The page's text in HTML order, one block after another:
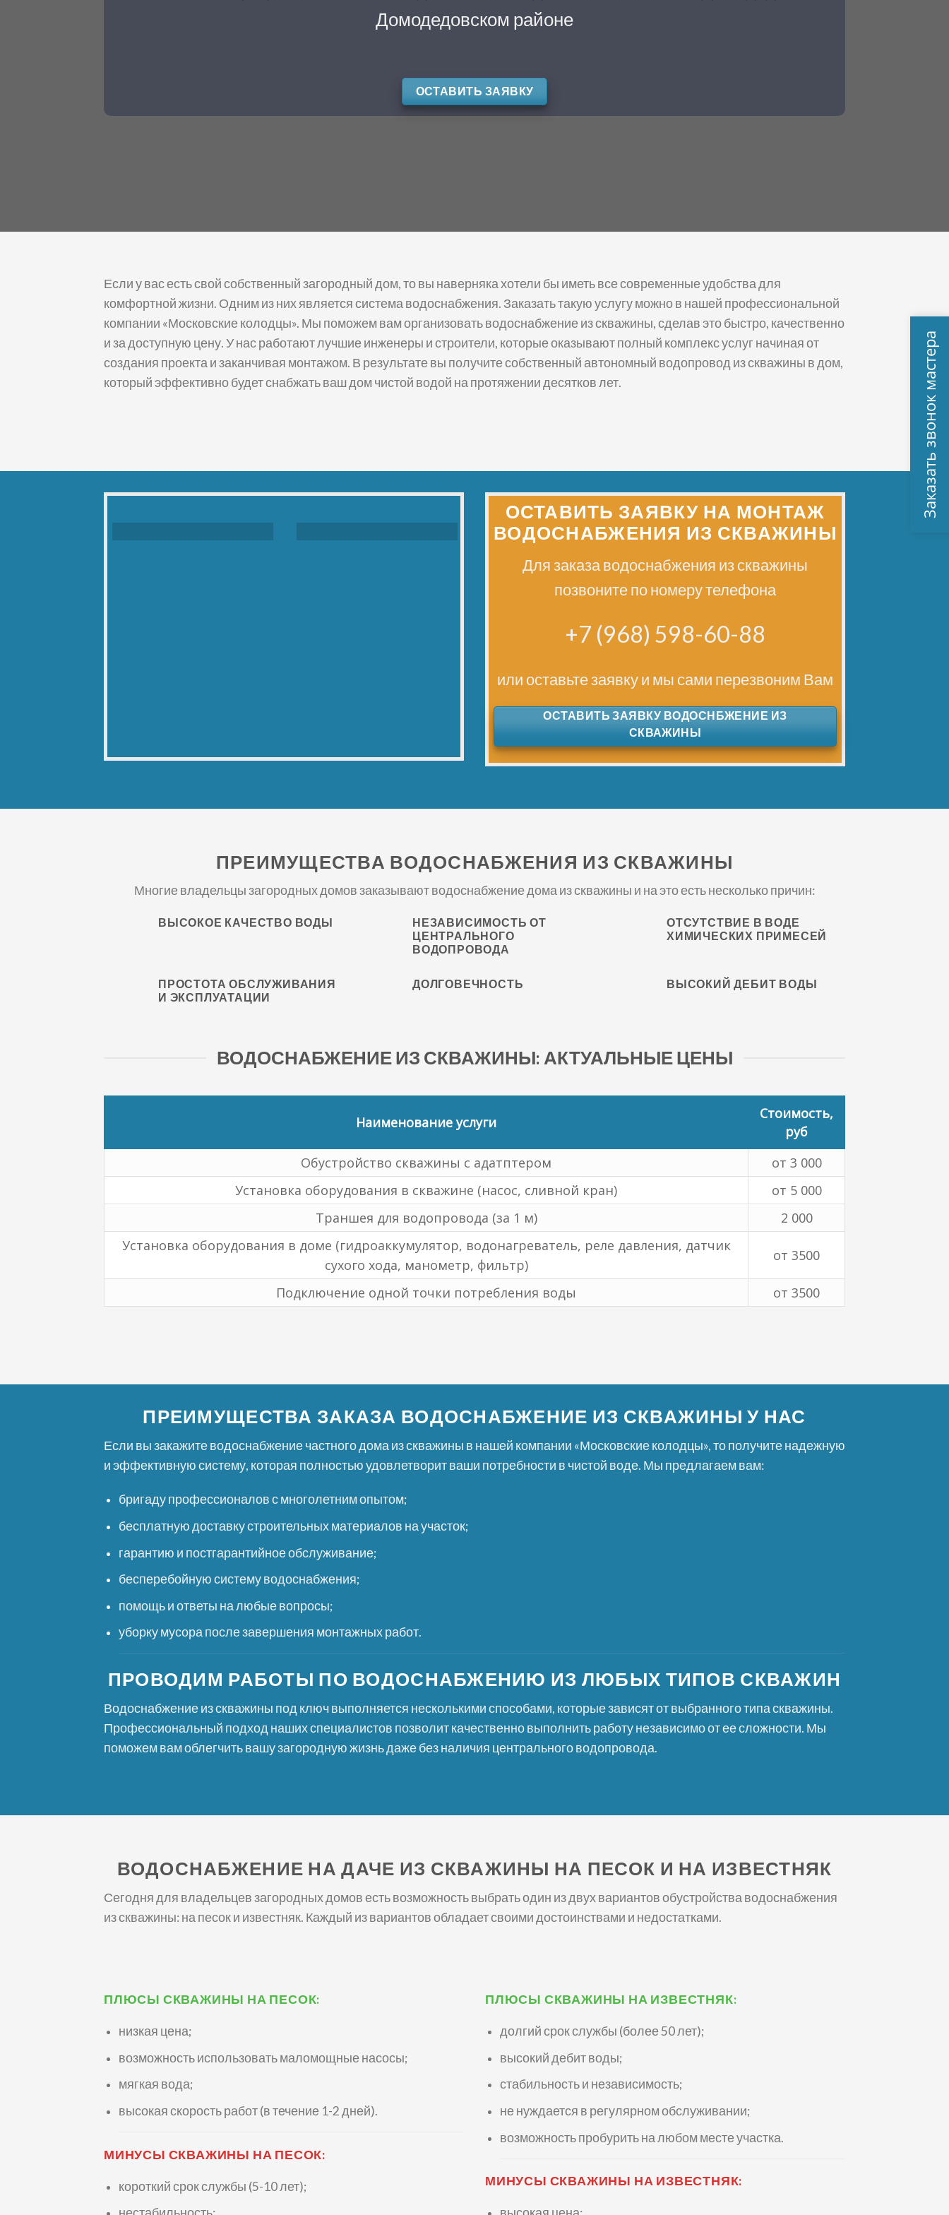
Домодедовском районе
ОСТАВИТЬ ЗАЯВКУ
Если у вас есть свой собственный загородный дом, то вы наверняка хотели бы иметь все современные удобства для
комфортной жизни. Одним из них является система водоснабжения. Заказать такую услугу можно в нашей профессиональной
компании «Московские колодцы». Мы поможем вам организовать водоснабжение из скважины, сделав это быстро, качественно
и за доступную цену. У нас работают лучшие инженеры и строители, которые оказывают полный комплекс услуг начиная от
создания проекта и заканчивая монтажом. В результате вы получите собственный автономный водопровод из скважины в дом,
который эффективно будет снабжать ваш дом чистой водой на протяжении десятков лет.
ОСТАВИТЬ ЗАЯВКУ НА МОНТАЖ
ВОДОСНАБЖЕНИЯ ИЗ СКВАЖИНЫ
Для заказа водоснабжения из скважины
позвоните по номеру телефона
+7 (968) 598-60-88
или оставьте заявку и мы сами перезвоним Вам
ОСТАВИТЬ ЗАЯВКУ ВОДОСНБЖЕНИЕ ИЗ
СКВАЖИНЫ
ПРЕИМУЩЕСТВА ВОДОСНАБЖЕНИЯ ИЗ СКВАЖИНЫ
Многие владельцы загородных домов заказывают водоснабжение дома из скважины и на это есть несколько причин:
ВЫСОКОЕ КАЧЕСТВО ВОДЫ
НЕЗАВИСИМОСТЬ ОТ
ЦЕНТРАЛЬНОГО
ВОДОПРОВОДА
ОТСУТСТВИЕ В ВОДЕ
ХИМИЧЕСКИХ ПРИМЕСЕЙ
ПРОСТОТА ОБСЛУЖИВАНИЯ
И ЭКСПЛУАТАЦИИ
ДОЛГОВЕЧНОСТЬ ВЫСОКИЙ ДЕБИТ ВОДЫ
ВОДОСНАБЖЕНИЕ ИЗ СКВАЖИНЫ: АКТУАЛЬНЫЕ ЦЕНЫ
Наименование услуги
Стоимость,
руб
Обустройство скважины с адатптером
от 3 000
Установка оборудования в скважине (насос, сливной кран)
от 5 000
Траншея для водопровода (за 1 м)
2 000
Установка оборудования в доме (гидроаккумулятор, водонагреватель, реле давления, датчик
сухого хода, манометр, фильтр)
от 3500
Подключение одной точки потребления воды от 3500
ПРЕИМУЩЕСТВА ЗАКАЗА ВОДОСНАБЖЕНИЕ ИЗ СКВАЖИНЫ У НАС
Если вы закажите водоснабжение частного дома из скважины в нашей компании «Московские колодцы», то получите надежную
и эффективную систему, которая полностью удовлетворит ваши потребности в чистой воде. Мы предлагаем вам:
бригаду профессионалов с многолетним опытом;
бесплатную доставку строительных материалов на участок;
гарантию и постгарантийное обслуживание;
бесперебойную систему водоснабжения;
помощь и ответы на любые вопросы;
уборку мусора после завершения монтажных работ.
ПРОВОДИМ РАБОТЫ ПО ВОДОСНАБЖЕНИЮ ИЗ ЛЮБЫХ ТИПОВ СКВАЖИН
Водоснабжение из скважины под ключ выполняется несколькими способами, которые зависят от выбранного типа скважины.
Профессиональный подход наших специалистов позволит качественно выполнить работу независимо от ее сложности. Мы
поможем вам облегчить вашу загородную жизнь даже без наличия центрального водопровода.
ВОДОСНАБЖЕНИЕ НА ДАЧЕ ИЗ СКВАЖИНЫ НА ПЕСОК И НА ИЗВЕСТНЯК
Сегодня для владельцев загородных домов есть возможность выбрать один из двух вариантов обустройства водоснабжения
из скважины: на песок и известняк. Каждый из вариантов обладает своими достоинствами и недостатками.
ПЛЮСЫ СКВАЖИНЫ НА ПЕСОК:
низкая цена;
возможность использовать маломощные насосы;
мягкая вода;
высокая скорость работ (в течение 1-2 дней).
МИНУСЫ СКВАЖИНЫ НА ПЕСОК:
короткий срок службы (5-10 лет);
ПЛЮСЫ СКВАЖИНЫ НА ИЗВЕСТНЯК:
долгий срок службы (более 50 лет);
высокий дебит воды;
стабильность и независимость;
не нуждается в регулярном обслуживании;
возможность пробурить на любом месте участка.
МИНУСЫ СКВАЖИНЫ НА ИЗВЕСТНЯК:
Заказать звонок мастера